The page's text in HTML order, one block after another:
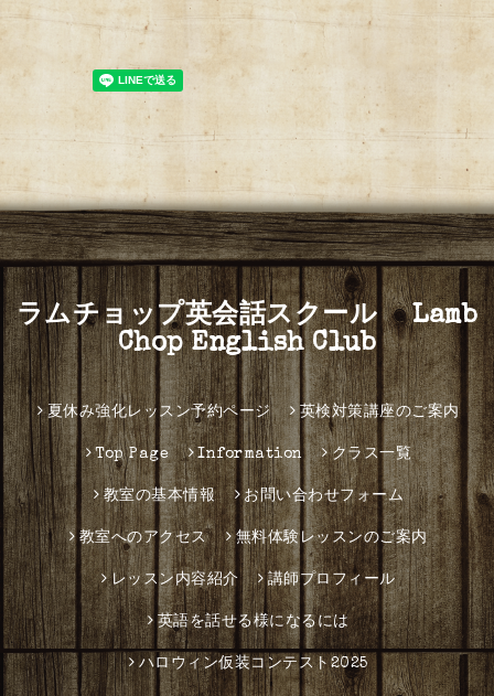
ラムチョップ英会話スクール Lamb
Chop English Club
夏休み強化レッスン予約ページ 英検対策講座のご案内
Top Page Information クラス一覧
教室の基本情報 お問い合わせフォーム
教室へのアクセス 無料体験レッスンのご案内
レッスン内容紹介 講師プロフィール
英語を話せる様になるには
ハロウィン仮装コンテスト2025